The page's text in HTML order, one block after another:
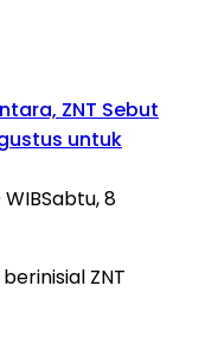
ZNT Sebut
untuk
Sabtu, 8
ZNT